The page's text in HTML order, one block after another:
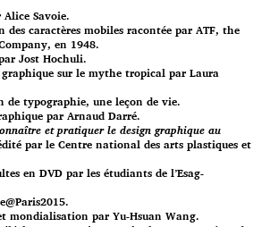
Alice Savoie.
caractères mobiles racontée par ATF, the
en 1948.
Jost Hochuli.
sur le mythe tropical par Laura
de typographie, une leçon de vie.
par Arnaud Darré.
et pratiquer le design graphique au
par le Centre national des arts plastiques et
en DVD par les étudiants de l’Esag-
mondialisation par Yu-Hsuan Wang.